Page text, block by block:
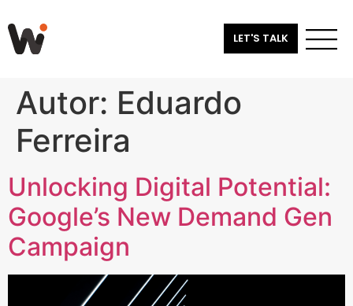
LET'S TALK
Autor: Eduardo
Ferreira
Unlocking Digital Potential:
Google’s New Demand Gen
Campaign